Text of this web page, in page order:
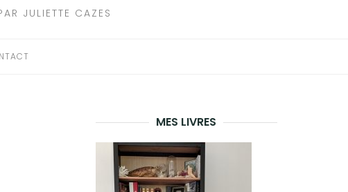
JULIETTE CAZES
MES LIVRES